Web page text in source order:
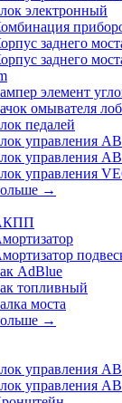
электронный
заднего
заднего
элемент
омывателя
педалей
управления
управления
управления
→
AdBlue
топливный
моста
→
управления
управления